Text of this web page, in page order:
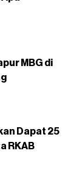
MBG di
Dapat 25
RKAB